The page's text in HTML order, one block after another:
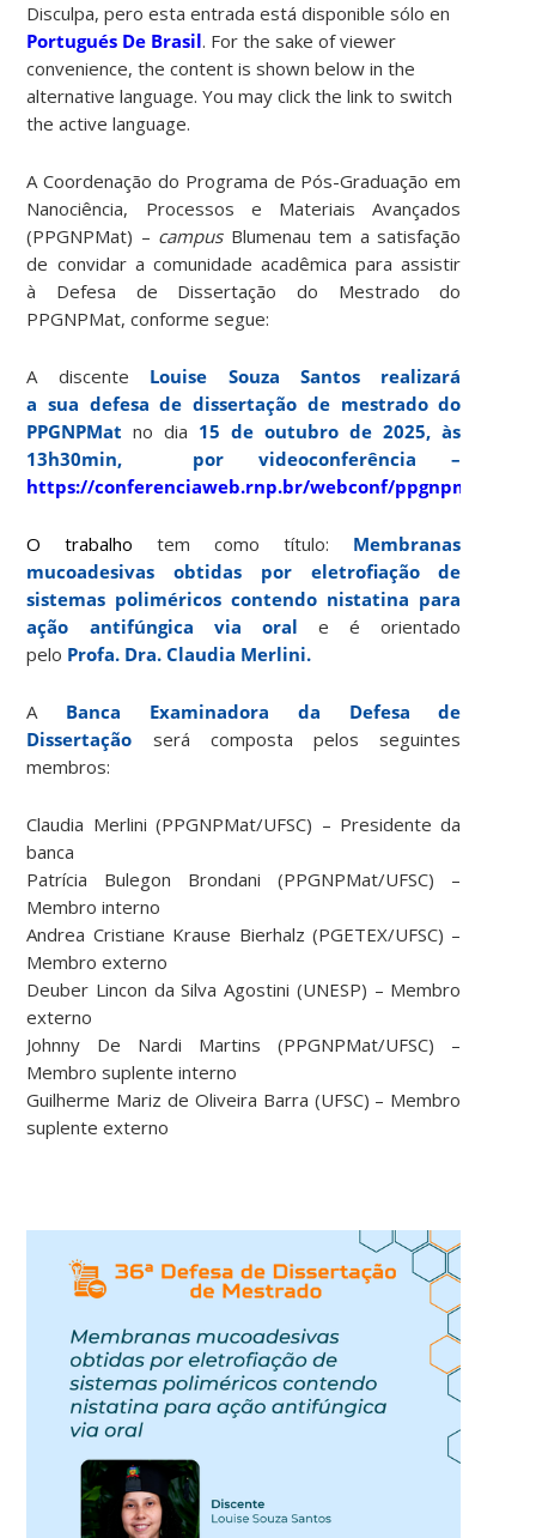
Disculpa, pero esta entrada está disponible sólo en
Portugués De Brasil. For the sake of viewer
convenience, the content is shown below in the
alternative language. You may click the link to switch
the active language.
A Coordenação do Programa de Pós-Graduação em
Nanociência, Processos e Materiais Avançados
(PPGNPMat) – campusBlumenau tem a satisfação
de convidar a comunidade acadêmica para assistir
à Defesa de Dissertação do Mestrado do
PPGNPMat, conforme segue:
A discente Louise Souza Santos
realizará
a sua defesa de dissertação de mestrado do
PPGNPMatno dia 15 de outubro de 2025,às
13h30min, por videoconferência –
https://conferenciaweb.rnp.br/webconf/ppgnpmat
O trabalho tem como título: Membranas
mucoadesivas obtidas por eletrofiação de
sistemas poliméricos contendo nistatina para
ação antifúngica via oral e é orientado
pelo Profa. Dra. Claudia Merlini.
A Banca Examinadora da Defesa de
Dissertação será composta pelos seguintes
membros:
Claudia Merlini (PPGNPMat/UFSC) – Presidente da
banca
Patrícia Bulegon Brondani (PPGNPMat/UFSC) –
Membro interno
Andrea Cristiane Krause Bierhalz (PGETEX/UFSC) –
Membro externo
Deuber Lincon da Silva Agostini (UNESP) – Membro
externo
Johnny De Nardi Martins (PPGNPMat/UFSC) –
Membro suplente interno
Guilherme Mariz de Oliveira Barra (UFSC) – Membro
suplente externo